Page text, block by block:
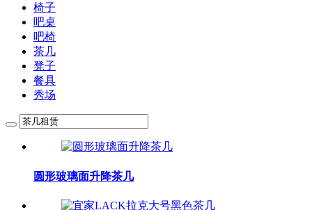
椅子
吧桌
吧椅
茶几
凳子
餐具
秀场
圆形玻璃面升降茶几